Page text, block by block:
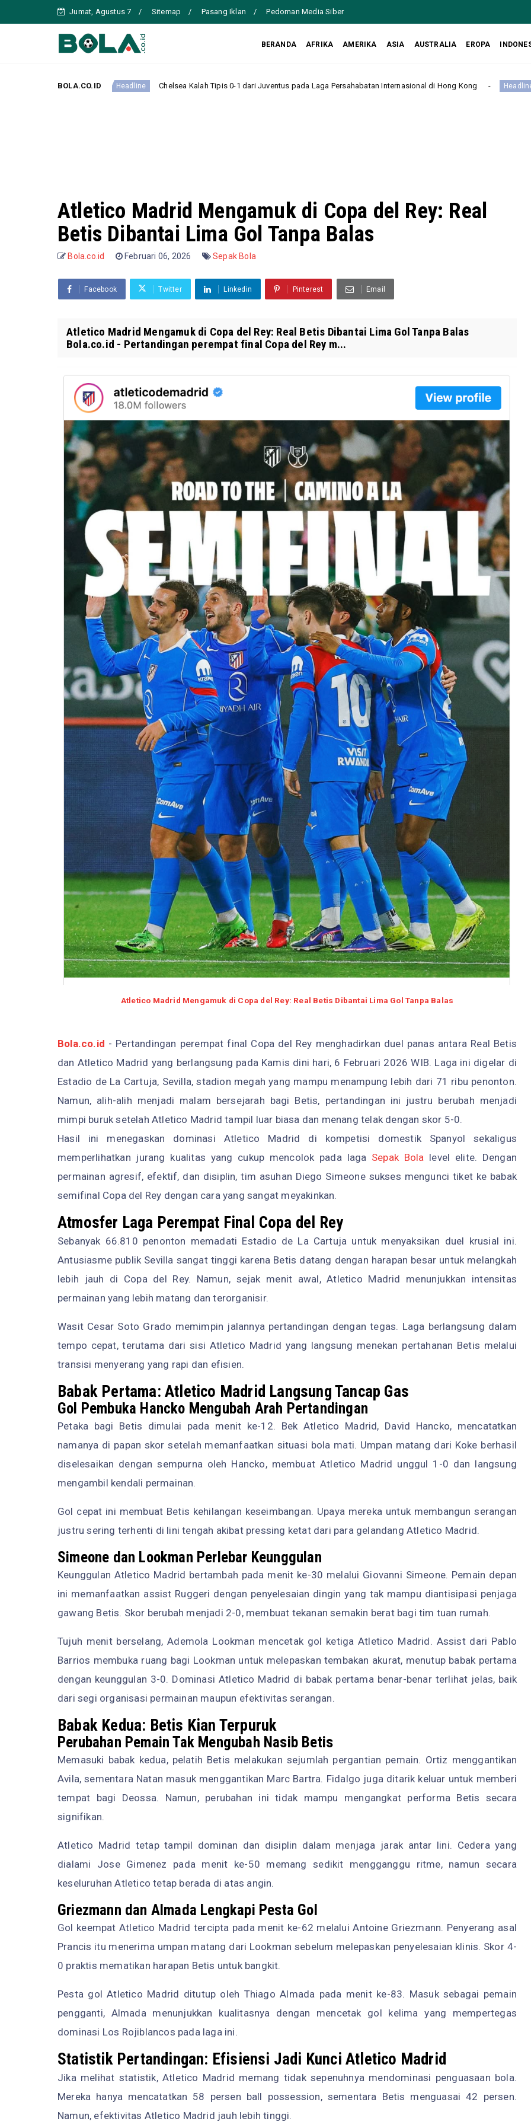
Jumat, Agustus 7 Sitemap Pasang Iklan Pedoman Media Siber
BERANDA AFRIKA AMERIKA ASIA AUSTRALIA EROPA
BOLA.CO.ID
Headline Chelsea Kalah Tipis 0-1 dari Juventus pada Laga Persahabatan Internasional di Hong Kong Headline Manchester City
Atletico Madrid Mengamuk di Copa del Rey: Real
Betis Dibantai Lima Gol Tanpa Balas
Bola.co.id Februari 06, 2026 Sepak Bola
Facebook Twitter Linkedin Pinterest Email
Atletico Madrid Mengamuk di Copa del Rey: Real Betis Dibantai Lima Gol Tanpa Balas
Bola.co.id - Pertandingan perempat final Copa del Rey m...
Atletico Madrid Mengamuk di Copa del Rey: Real Betis Dibantai Lima Gol Tanpa Balas
Bola.co.id - Pertandingan perempat final Copa del Rey menghadirkan duel panas antara Real Betis
dan Atletico Madrid yang berlangsung pada Kamis dini hari, 6 Februari 2026 WIB. Laga ini digelar di
Estadio de La Cartuja, Sevilla, stadion megah yang mampu menampung lebih dari 71 ribu penonton.
Namun, alih-alih menjadi malam bersejarah bagi Betis, pertandingan ini justru berubah menjadi
mimpi buruk setelah Atletico Madrid tampil luar biasa dan menang telak dengan skor 5-0.
Hasil ini menegaskan dominasi Atletico Madrid di kompetisi domestik Spanyol sekaligus
memperlihatkan jurang kualitas yang cukup mencolok pada laga Sepak Bola level elite. Dengan
permainan agresif, efektif, dan disiplin, tim asuhan Diego Simeone sukses mengunci tiket ke babak
semifinal Copa del Rey dengan cara yang sangat meyakinkan.
Atmosfer Laga Perempat Final Copa del Rey
Sebanyak 66.810 penonton memadati Estadio de La Cartuja untuk menyaksikan duel krusial ini.
Antusiasme publik Sevilla sangat tinggi karena Betis datang dengan harapan besar untuk melangkah
lebih jauh di Copa del Rey. Namun, sejak menit awal, Atletico Madrid menunjukkan intensitas
permainan yang lebih matang dan terorganisir.
Wasit Cesar Soto Grado memimpin jalannya pertandingan dengan tegas. Laga berlangsung dalam
tempo cepat, terutama dari sisi Atletico Madrid yang langsung menekan pertahanan Betis melalui
transisi menyerang yang rapi dan efisien.
Babak Pertama: Atletico Madrid Langsung Tancap Gas
Gol Pembuka Hancko Mengubah Arah Pertandingan
Petaka bagi Betis dimulai pada menit ke-12. Bek Atletico Madrid, David Hancko, mencatatkan
namanya di papan skor setelah memanfaatkan situasi bola mati. Umpan matang dari Koke berhasil
diselesaikan dengan sempurna oleh Hancko, membuat Atletico Madrid unggul 1-0 dan langsung
mengambil kendali permainan.
Gol cepat ini membuat Betis kehilangan keseimbangan. Upaya mereka untuk membangun serangan
justru sering terhenti di lini tengah akibat pressing ketat dari para gelandang Atletico Madrid.
Simeone dan Lookman Perlebar Keunggulan
Keunggulan Atletico Madrid bertambah pada menit ke-30 melalui Giovanni Simeone. Pemain depan
ini memanfaatkan assist Ruggeri dengan penyelesaian dingin yang tak mampu diantisipasi penjaga
gawang Betis. Skor berubah menjadi 2-0, membuat tekanan semakin berat bagi tim tuan rumah.
Tujuh menit berselang, Ademola Lookman mencetak gol ketiga Atletico Madrid. Assist dari Pablo
Barrios membuka ruang bagi Lookman untuk melepaskan tembakan akurat, menutup babak pertama
dengan keunggulan 3-0. Dominasi Atletico Madrid di babak pertama benar-benar terlihat jelas, baik
dari segi organisasi permainan maupun efektivitas serangan.
Babak Kedua: Betis Kian Terpuruk
Perubahan Pemain Tak Mengubah Nasib Betis
Memasuki babak kedua, pelatih Betis melakukan sejumlah pergantian pemain. Ortiz menggantikan
Avila, sementara Natan masuk menggantikan Marc Bartra. Fidalgo juga ditarik keluar untuk memberi
tempat bagi Deossa. Namun, perubahan ini tidak mampu mengangkat performa Betis secara
signifikan.
Atletico Madrid tetap tampil dominan dan disiplin dalam menjaga jarak antar lini. Cedera yang
dialami Jose Gimenez pada menit ke-50 memang sedikit mengganggu ritme, namun secara
keseluruhan Atletico tetap berada di atas angin.
Griezmann dan Almada Lengkapi Pesta Gol
Gol keempat Atletico Madrid tercipta pada menit ke-62 melalui Antoine Griezmann. Penyerang asal
Prancis itu menerima umpan matang dari Lookman sebelum melepaskan penyelesaian klinis. Skor 4-
0 praktis mematikan harapan Betis untuk bangkit.
Pesta gol Atletico Madrid ditutup oleh Thiago Almada pada menit ke-83. Masuk sebagai pemain
pengganti, Almada menunjukkan kualitasnya dengan mencetak gol kelima yang mempertegas
dominasi Los Rojiblancos pada laga ini.
Statistik Pertandingan: Efisiensi Jadi Kunci Atletico Madrid
Jika melihat statistik, Atletico Madrid memang tidak sepenuhnya mendominasi penguasaan bola.
Mereka hanya mencatatkan 58 persen ball possession, sementara Betis menguasai 42 persen.
Namun, efektivitas Atletico Madrid jauh lebih tinggi.